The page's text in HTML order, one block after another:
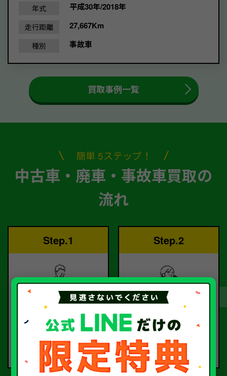
年式 平成30年/2018年
走行距離 27,667Km
種別 事故車
買取事例一覧
簡単 5ステップ！
中古車・廃車・事故車買取の
流れ
Step.1
ご依頼
お電話または査定フォー
ご依頼ください。
Step.2
査定
査定のプロが
お電話で回答いたしま
す。